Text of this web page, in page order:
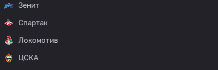
Зенит
Спартак
Локомотив
ЦСКА